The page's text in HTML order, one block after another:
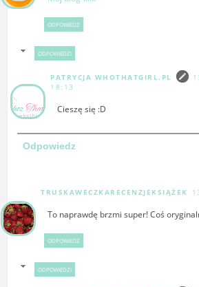
ODPOWIEDZ
ODPOWIEDZI
PATRYCJA WHOTHATGIRL.PL
18:13
Cieszę się :D
Odpowiedz
TRUSKAWECZKARECENZJEKSIĄŻEK
To naprawdę brzmi super! Coś
ODPOWIEDZ
ODPOWIEDZI